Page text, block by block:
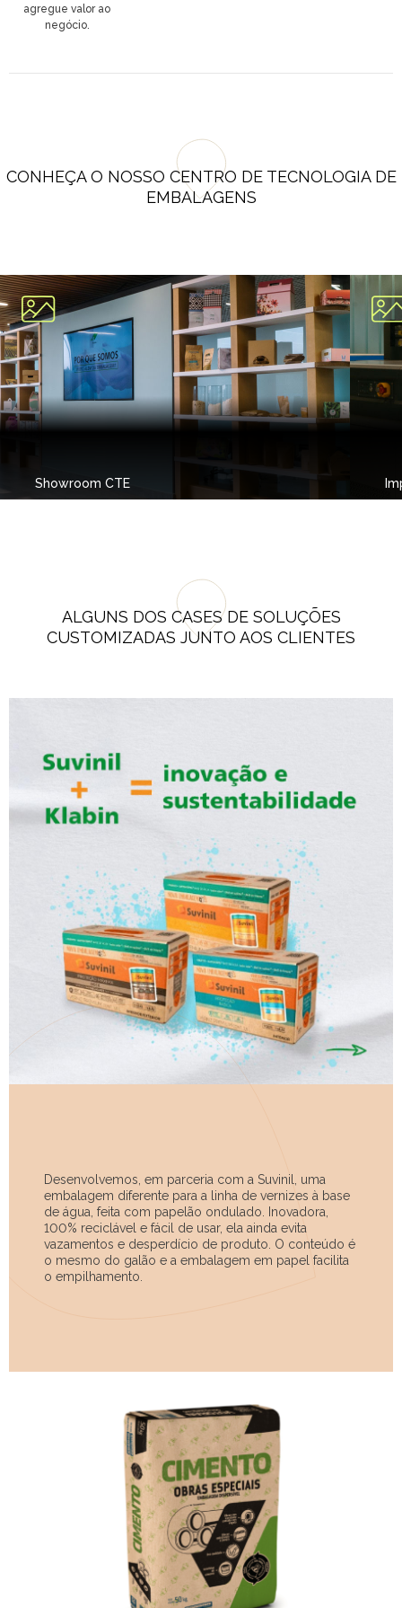
agregue valor ao
negócio.
CONHEÇA O NOSSO CENTRO DE TECNOLOGIA DE
EMBALAGENS
Showroom CTE
ALGUNS DOS CASES DE SOLUÇÕES
CUSTOMIZADAS JUNTO AOS CLIENTES
Desenvolvemos, em parceria com a Suvinil, uma
embalagem diferente para a linha de vernizes à base
de água, feita com papelão ondulado. Inovadora,
100% reciclável e fácil de usar, ela ainda evita
vazamentos e desperdício de produto. O conteúdo é
o mesmo do galão e a embalagem em papel facilita
o empilhamento.